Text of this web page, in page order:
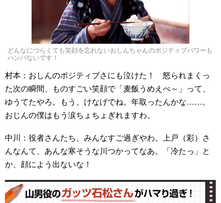
どんなにつらくても笑顔を忘れないおしんちゃんのポジティブパワーも
ハンパないです！
村本：おしんのポジティブさにも泣けた！ 怒られまくっ
た次の瞬間、ものすごい笑顔で「麦飯うめえべ～」って、
ゆうてたやろ。もう、けなげでね。年取ったんかな……。
おじんの僕はもう涙ちょちょぎれますわ。
中川：役者さんたち、みんなすご過ぎやわ。上戸（彩）さ
んなんて、あんな寒そうな川つかってなあ。「冷たっ」と
か、顔によう出ないな！